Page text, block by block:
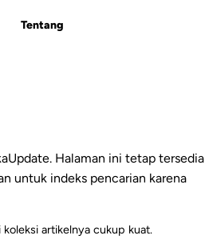
Tentang
Halaman ini tetap tersedia
untuk indeks pencarian karena
koleksi artikelnya cukup kuat.